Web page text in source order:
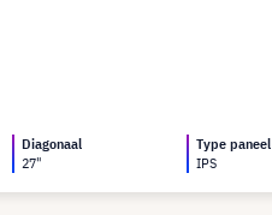
Diagonaal
27"
Type paneel
IPS